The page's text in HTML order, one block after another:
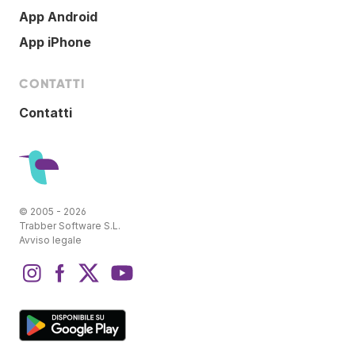
App Android
App iPhone
CONTATTI
Contatti
© 2005 - 2026
Trabber Software S.L.
Avviso legale